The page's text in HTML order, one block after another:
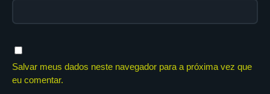
Salvar meus dados neste navegador para a próxima vez que
eu comentar.